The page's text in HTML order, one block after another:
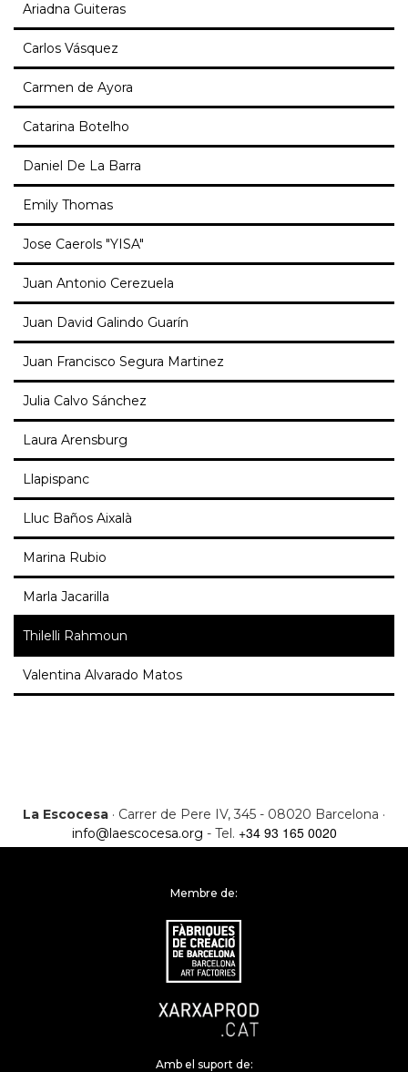
Ariadna Guiteras
Carlos Vásquez
Carmen de Ayora
Catarina Botelho
Daniel De La Barra
Emily Thomas
Jose Caerols "YISA"
Juan Antonio Cerezuela
Juan David Galindo Guarín
Juan Francisco Segura Martinez
Julia Calvo Sánchez
Laura Arensburg
Llapispanc
Lluc Baños Aixalà
Marina Rubio
Marla Jacarilla
Thilelli Rahmoun
Valentina Alvarado Matos
La Escocesa · Carrer de Pere IV, 345 - 08020 Barcelona ·
info@laescocesa.org - Tel. +34 93 165 0020
Membre de:
Amb el suport de: